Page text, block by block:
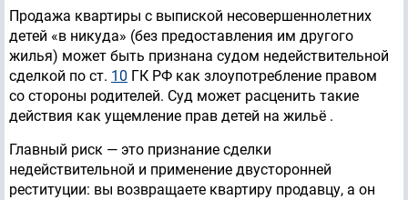
Продажа квартиры с выпиской несовершеннолетних
детей «в никуда» (без предоставления им другого
жилья) может быть признана судом недействительной
сделкой по ст. 10 ГК РФ как злоупотребление правом
со стороны родителей. Суд может расценить такие
действия как ущемление прав детей на жильё .
Главный риск — это признание сделки
недействительной и применение двусторонней
реституции: вы возвращаете квартиру продавцу, а он